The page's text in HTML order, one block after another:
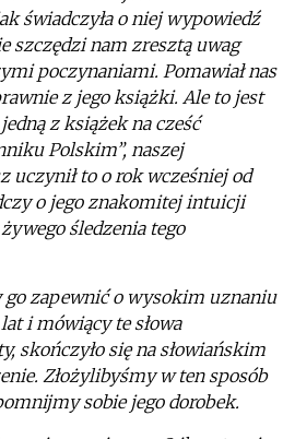
świadczyła o niej wypowiedź
szczędzi nam zresztą uwag
poczynaniami. Pomawiał nas
z jego książki. Ale to jest
z książek na cześć
Polskim”, naszej
uczynił to o rok wcześniej od
o jego znakomitej intuicji
śledzenia tego
go zapewnić o wysokim uznaniu
i mówiący te słowa
skończyło się na słowiańskim
Złożylibyśmy w ten sposób
sobie jego dorobek.